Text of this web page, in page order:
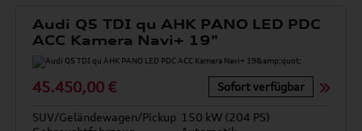
Audi Q5 TDI qu AHK PANO LED PDC
ACC Kamera Navi+ 19"
45.450,00 € Sofort verfügbar
SUV/Geländewagen/Pickup 150 kW (204 PS)